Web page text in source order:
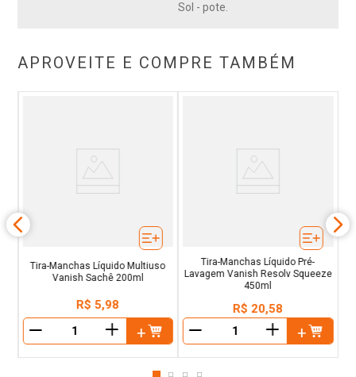
Sol - pote.
APROVEITE E COMPRE TAMBÉM
Tira-Manchas Líquido Multiuso
Vanish Sachê 200ml
R$ 5,98
＋
Tira-Manchas Líquido Pré-
Lavagem Vanish Resolv Squeeze
450ml
R$ 20,58
＋